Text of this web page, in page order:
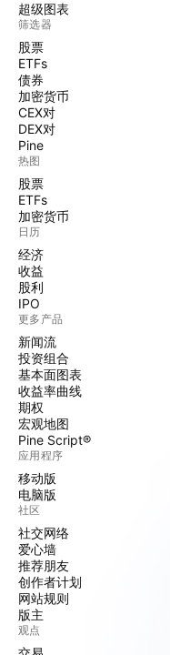
超级图表
筛选器
股票
ETFs
债券
加密货币
CEX对
DEX对
Pine
热图
股票
ETFs
加密货币
日历
经济
收益
股利
IPO
更多产品
新闻流
投资组合
基本面图表
收益率曲线
期权
宏观地图
Pine Script®
应用程序
移动版
电脑版
社区
社交网络
爱心墙
推荐朋友
创作者计划
网站规则
版主
观点